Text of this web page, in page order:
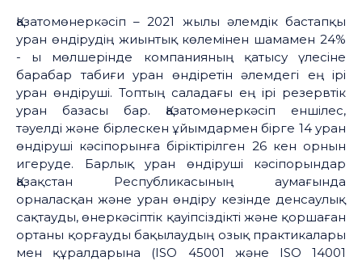
Қазатомөнеркәсіп – 2021 жылы әлемдік бастапқы
уран өндірудің жиынтық көлемінен шамамен 24%
- ы мөлшерінде компанияның қатысу үлесіне
барабар табиғи уран өндіретін әлемдегі ең ірі
уран өндіруші. Топтың саладағы ең ірі резервтік
уран базасы бар. Қазатомөнеркәсіп еншілес,
тәуелді және бірлескен ұйымдармен бірге 14 уран
өндіруші кәсіпорынға біріктірілген 26 кен орнын
игеруде. Барлық уран өндіруші кәсіпорындар
Қазақстан Республикасының аумағында
орналасқан және уран өндіру кезінде денсаулық
сақтауды, өнеркәсіптік қауіпсіздікті және қоршаған
ортаны қорғауды бақылаудың озық практикалары
мен құралдарына (ISO 45001 және ISO 14001